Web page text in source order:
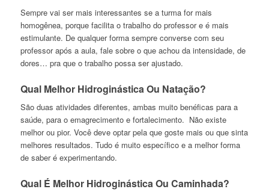
Sempre vai ser mais interessantes se a turma for mais
homogênea, porque facilita o trabalho do professor e é mais
estimulante. De qualquer forma sempre converse com seu
professor após a aula, fale sobre o que achou da intensidade, de
dores… pra que o trabalho possa ser ajustado.
Qual Melhor Hidroginástica Ou Natação?
São duas atividades diferentes, ambas muito benéficas para a
saúde, para o emagrecimento e fortalecimento. Não existe
melhor ou pior. Você deve optar pela que goste mais ou que sinta
melhores resultados. Tudo é muito específico e a melhor forma
de saber é experimentando.
Qual É Melhor Hidroginástica Ou Caminhada?